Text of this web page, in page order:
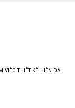
VIỆC THIẾT KẾ HIỆN ĐẠI